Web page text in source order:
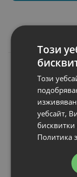
N
Този
Този
уебсайт,
бисквитки
Политика